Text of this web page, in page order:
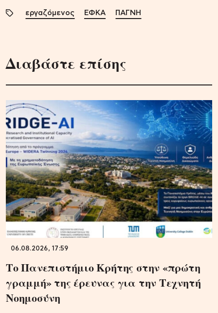
εργαζόμενος ΕΦΚΑ ΠΑΓΝΗ
Διαβάστε επίσης
06.08.2026, 17:59
Το Πανεπιστήμιο Κρήτης στην «πρώτη
γραμμή» της έρευνας για την Τεχνητή
Νοημοσύνη